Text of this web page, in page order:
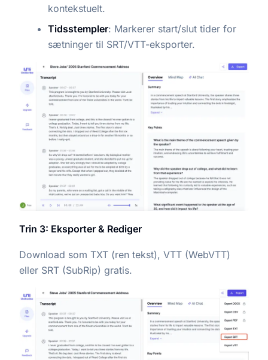
kontekstuelt.
Tidsstempler: Markerer start/slut tider for
sætninger til SRT/VTT-eksporter.
Trin 3: Eksporter & Rediger
Download som TXT (ren tekst), VTT (WebVTT)
eller SRT (SubRip) gratis.